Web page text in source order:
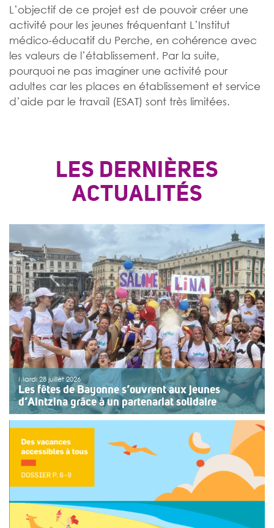
L’objectif de ce projet est de pouvoir créer une
activité pour les jeunes fréquentant L’Institut
médico-éducatif du Perche, en cohérence avec
les valeurs de l’établissement. Par la suite,
pourquoi ne pas imaginer une activité pour
adultes car les places en établissement et service
d’aide par le travail (ESAT) sont très limitées.
LES DERNIÈRES
ACTUALITÉS
Mardi 28 juillet 2026
Les fêtes de Bayonne s’ouvrent aux jeunes
d’Aintzina grâce à un partenariat solidaire
Une organisation collective au service de l’inclusion
Depuis sept ans, l’association ouvre le premier jour des
fêtes de Bayonne à une structure accompagnant des
enfants ou des adolescents en situation de handicap
ou de fragilité. Cette année, le choix […]
>>Lire la suite